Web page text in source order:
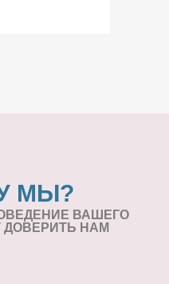
МЫ?
ВАШЕГО
ДОВЕРИТЬ НАМ